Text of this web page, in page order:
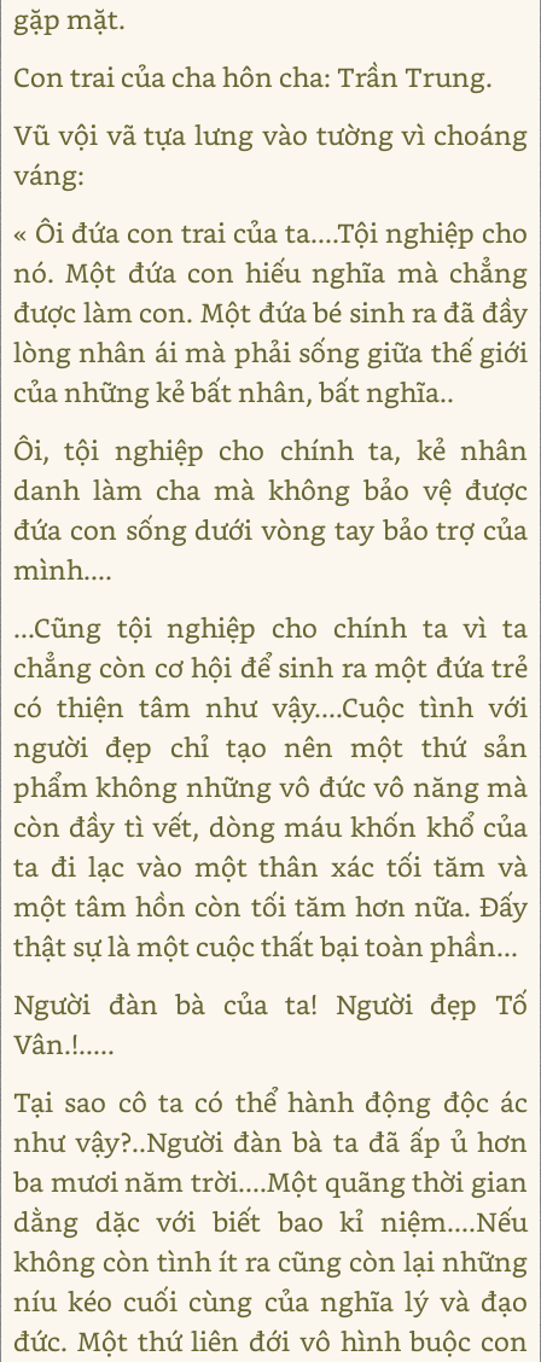
gặp mặt.
Con trai của cha hôn cha: Trần Trung.
Vũ vội vã tựa lưng vào tường vì choáng
váng:
« Ôi đứa con trai của ta....Tội nghiệp cho
nó. Một đứa con hiếu nghĩa mà chẳng
được làm con. Một đứa bé sinh ra đã đầy
lòng nhân ái mà phải sống giữa thế giới
của những kẻ bất nhân, bất nghĩa..
Ôi, tội nghiệp cho chính ta, kẻ nhân
danh làm cha mà không bảo vệ được
đứa con sống dưới vòng tay bảo trợ của
mình....
...Cũng tội nghiệp cho chính ta vì ta
chẳng còn cơ hội để sinh ra một đứa trẻ
có thiện tâm như vậy....Cuộc tình với
người đẹp chỉ tạo nên một thứ sản
phẩm không những vô đức vô năng mà
còn đầy tì vết, dòng máu khốn khổ của
ta đi lạc vào một thân xác tối tăm và
một tâm hồn còn tối tăm hơn nữa. Đấy
thật sự là một cuộc thất bại toàn phần...
Người đàn bà của ta! Người đẹp Tố
Vân.!.....
Tại sao cô ta có thể hành động độc ác
như vậy?..Người đàn bà ta đã ấp ủ hơn
ba mươi năm trời....Một quãng thời gian
dằng dặc với biết bao kỉ niệm....Nếu
không còn tình ít ra cũng còn lại những
níu kéo cuối cùng của nghĩa lý và đạo
đức. Một thứ liên đới vô hình buộc con